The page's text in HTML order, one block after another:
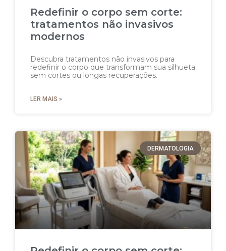
Redefinir o corpo sem corte:
tratamentos não invasivos
modernos
Descubra tratamentos não invasivos para
redefinir o corpo que transformam sua silhueta
sem cortes ou longas recuperações.
LER MAIS »
DERMATOLOGIA